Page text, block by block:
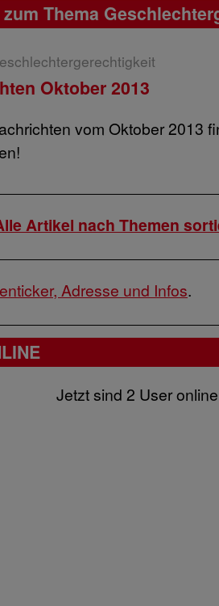
Thema
Oktober 2013
vom Oktober 2013
Artikel nach Themen
Adresse und Infos.
Jetzt sind 2 User online